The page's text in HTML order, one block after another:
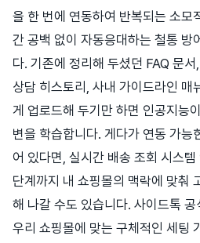
을 한 번에 연동하여 반복되는 소
간 공백 없이 자동응대하는 철통 방
다. 기존에 정리해 두셨던 FAQ 문
상담 히스토리, 사내 가이드라인 매
게 업로드해 두기만 하면 인공지능
변을 학습합니다. 게다가 연동 가능
어 있다면, 실시간 배송 조회 시스
단계까지 내 쇼핑몰의 맥락에 맞춰
해 나갈 수도 있습니다. 사이드톡
우리 쇼핑몰에 맞는 구체적인 세팅